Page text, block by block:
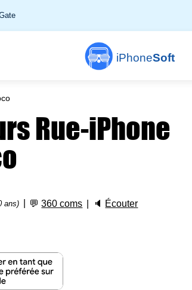
iPhoneSoft
Rue-iPhone
ans) 💬360 coms 🔈 Écouter